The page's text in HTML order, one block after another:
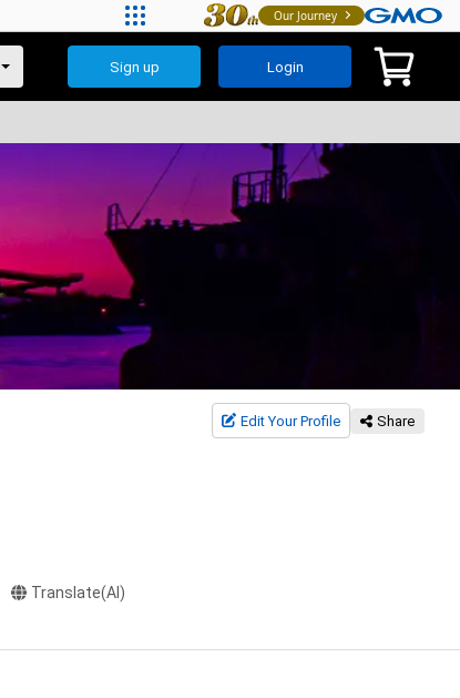
Sign up Login
Edit Your Profile Share
Translate(AI)
Our Journey